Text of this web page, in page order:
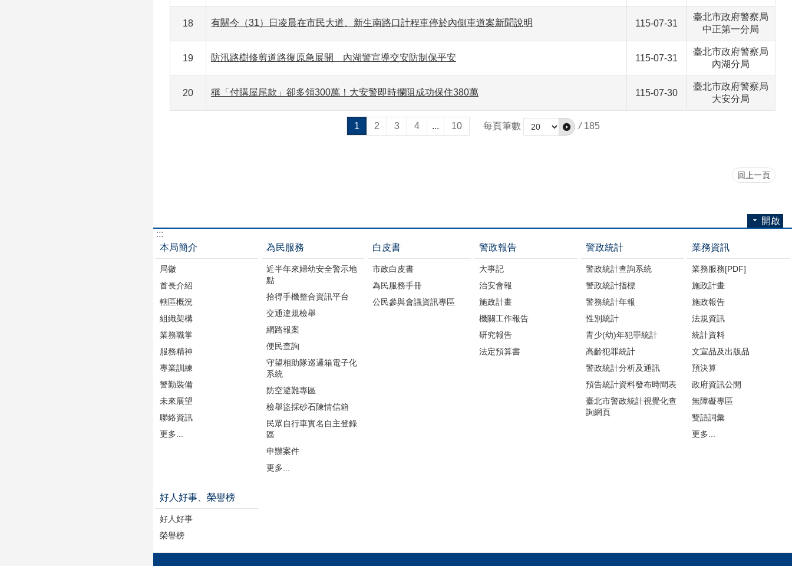
18 有關今（31）日凌晨在市民大道、新生南路口計程車停於內側車道案新聞說明 115-07-31
臺北市政府警察局
中正第一分局
19 防汛路樹修剪道路復原急展開 內湖警宣導交安防制保平安 115-07-31
臺北市政府警察局
內湖分局
20 稱「付購屋尾款」卻多領300萬！大安警即時攔阻成功保住380萬 115-07-30
臺北市政府警察局
大安分局
1 2 3 4 ... 10 每頁筆數 / 185
回上一頁
開啟
:::
本局簡介
局徽
首長介紹
轄區概況
組織架構
業務職掌
服務精神
專業訓練
警勤裝備
未來展望
聯絡資訊
更多...
為民服務
近半年來婦幼安全警示地
點
拾得手機整合資訊平台
交通違規檢舉
網路報案
便民查詢
守望相助隊巡邏箱電子化
系統
防空避難專區
檢舉盜採砂石陳情信箱
民眾自行車實名自主登錄
區
申辦案件
更多...
白皮書
市政白皮書
為民服務手冊
公民參與會議資訊專區
警政報告
大事記
治安會報
施政計畫
機關工作報告
研究報告
法定預算書
警政統計
警政統計查詢系統
警政統計指標
警務統計年報
性別統計
青少(幼)年犯罪統計
高齡犯罪統計
警政統計分析及通訊
預告統計資料發布時間表
臺北市警政統計視覺化查
詢網頁
業務資訊
業務服務[PDF]
施政計畫
施政報告
法規資訊
統計資料
文宣品及出版品
預決算
政府資訊公開
無障礙專區
雙語詞彙
更多...
好人好事、榮譽榜
好人好事
榮譽榜